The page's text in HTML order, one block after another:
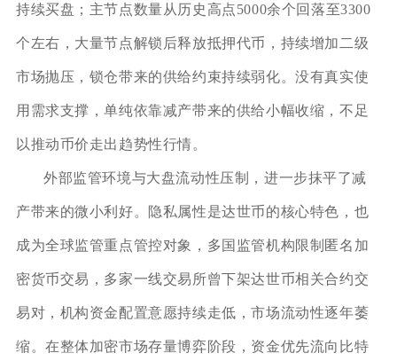
持续买盘；主节点数量从历史高点5000余个回落至3300
个左右，大量节点解锁后释放抵押代币，持续增加二级
市场抛压，锁仓带来的供给约束持续弱化。没有真实使
用需求支撑，单纯依靠减产带来的供给小幅收缩，不足
以推动币价走出趋势性行情。
外部监管环境与大盘流动性压制，进一步抹平了减
产带来的微小利好。隐私属性是达世币的核心特色，也
成为全球监管重点管控对象，多国监管机构限制匿名加
密货币交易，多家一线交易所曾下架达世币相关合约交
易对，机构资金配置意愿持续走低，市场流动性逐年萎
缩。在整体加密市场存量博弈阶段，资金优先流向比特